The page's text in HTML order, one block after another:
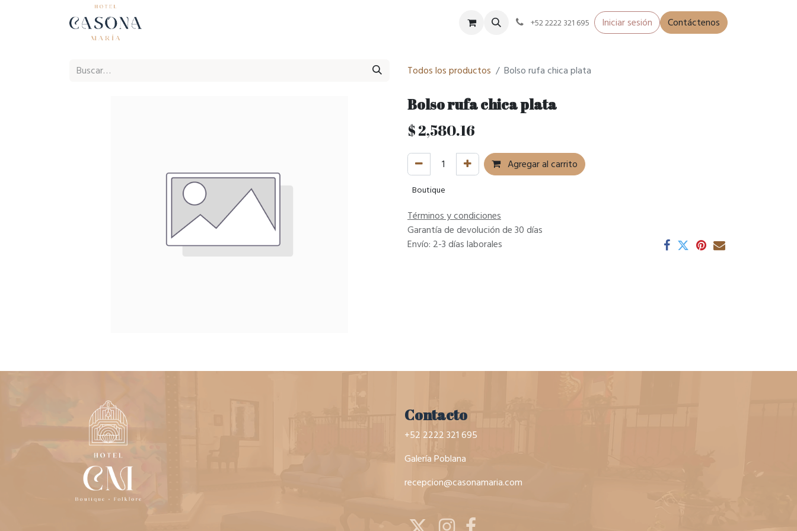
+52 2222 321 695 Iniciar sesión Contáctenos
Todos los productos Bolso rufa chica plata
Bolso rufa chica plata
$2,580.16
Agregar al carrito
Boutique
Términos y condiciones
Garantía de devolución de 30 días
Envío: 2-3 días laborales
Contacto
+52 2222 321 695
Galería Poblana
recepcion@casonamaria.com